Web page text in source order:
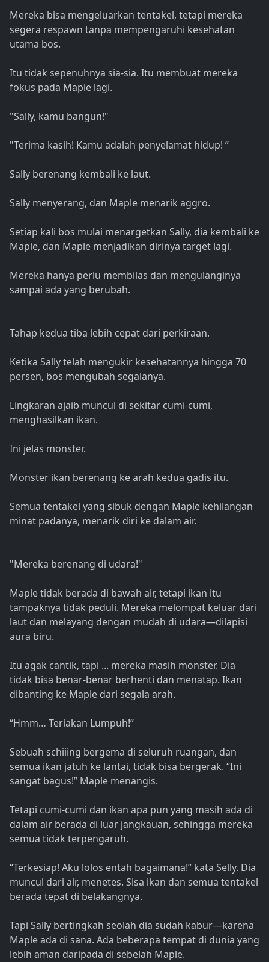
Mereka bisa mengeluarkan tentakel, tetapi mereka
segera respawn tanpa mempengaruhi kesehatan
utama bos.
Itu tidak sepenuhnya sia-sia. Itu membuat mereka
fokus pada Maple lagi.
"Sally, kamu bangun!"
"Terima kasih! Kamu adalah penyelamat hidup! ”
Sally berenang kembali ke laut.
Sally menyerang, dan Maple menarik aggro.
Setiap kali bos mulai menargetkan Sally, dia kembali ke
Maple, dan Maple menjadikan dirinya target lagi.
Mereka hanya perlu membilas dan mengulanginya
sampai ada yang berubah.
Tahap kedua tiba lebih cepat dari perkiraan.
Ketika Sally telah mengukir kesehatannya hingga 70
persen, bos mengubah segalanya.
Lingkaran ajaib muncul di sekitar cumi-cumi,
menghasilkan ikan.
Ini jelas monster.
Monster ikan berenang ke arah kedua gadis itu.
Semua tentakel yang sibuk dengan Maple kehilangan
minat padanya, menarik diri ke dalam air.
"Mereka berenang di udara!"
Maple tidak berada di bawah air, tetapi ikan itu
tampaknya tidak peduli. Mereka melompat keluar dari
laut dan melayang dengan mudah di udara—dilapisi
aura biru.
Itu agak cantik, tapi ... mereka masih monster. Dia
tidak bisa benar-benar berhenti dan menatap. Ikan
dibanting ke Maple dari segala arah.
“Hmm… Teriakan Lumpuh!”
Sebuah schiiing bergema di seluruh ruangan, dan
semua ikan jatuh ke lantai, tidak bisa bergerak. “Ini
sangat bagus!” Maple menangis.
Tetapi cumi-cumi dan ikan apa pun yang masih ada di
dalam air berada di luar jangkauan, sehingga mereka
semua tidak terpengaruh.
“Terkesiap! Aku lolos entah bagaimana!” kata Selly. Dia
muncul dari air, menetes. Sisa ikan dan semua tentakel
berada tepat di belakangnya.
Tapi Sally bertingkah seolah dia sudah kabur—karena
Maple ada di sana. Ada beberapa tempat di dunia yang
lebih aman daripada di sebelah Maple.